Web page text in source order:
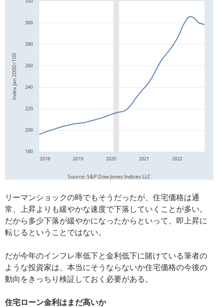
リーマンショックの時でもそうだったが、住宅価格は通
常、上昇よりも緩やかな速度で下落していくことが多い。
だから多少下落が緩やかになったからといって、即上昇に
転じるということではない。
だが今年のインフレ率低下と金利低下に賭けている筆者の
ような投資家は、本当にそうならないか住宅価格の今後の
動向をきっちり検証しておく必要がある。
住宅ローン金利はまだ高いか